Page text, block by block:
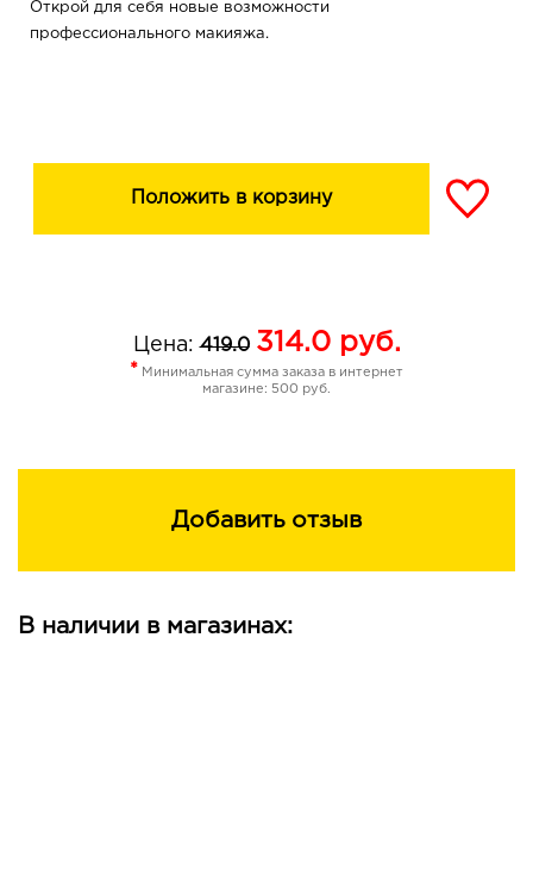
Открой для себя новые возможности
профессионального макияжа.
Положить в корзину
Цена:419.0 314.0руб.
* Минимальная сумма заказа в интернет
магазине: 500 руб.
Добавить отзыв
В наличии в магазинах: